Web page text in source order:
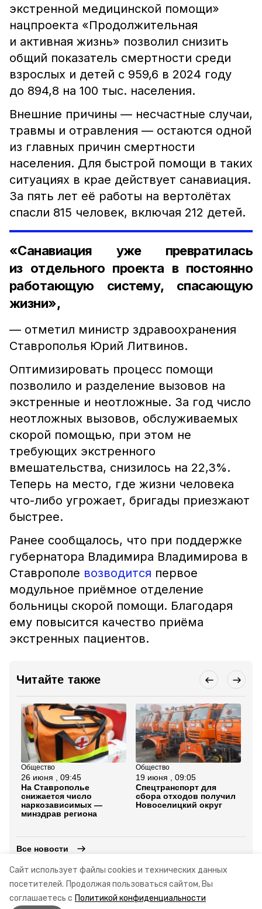
Сайт использует файлы cookies и технических данных
посетителей. Продолжая пользоваться сайтом, Вы
соглашаетесь с Политикой конфиденциальности
экстренной медицинской помощи»
нацпроекта «Продолжительная
и активная жизнь» позволил снизить
общий показатель смертности среди
взрослых и детей с 959,6 в 2024 году
до 894,8 на 100 тыс. населения.
Внешние причины — несчастные случаи,
травмы и отравления — остаются одной
из главных причин смертности
населения. Для быстрой помощи в таких
ситуациях в крае действует санавиация.
За пять лет её работы на вертолётах
спасли 815 человек, включая 212 детей.
«Санавиация уже превратилась
из отдельного проекта в постоянно
работающую систему, спасающую
жизни»,
— отметил министр здравоохранения
Ставрополья Юрий Литвинов.
Оптимизировать процесс помощи
позволило и разделение вызовов на
экстренные и неотложные. За год число
неотложных вызовов, обслуживаемых
скорой помощью, при этом не
требующих экстренного
вмешательства, снизилось на 22,3%.
Теперь на место, где жизни человека
что-либо угрожает, бригады приезжают
быстрее.
Ранее сообщалось, что при поддержке
губернатора Владимира Владимирова в
Ставрополе возводится первое
модульное приёмное отделение
больницы скорой помощи. Благодаря
ему повысится качество приёма
экстренных пациентов.
Читайте также
Общество
26 июня , 09:45
На Ставрополье
снижается число
наркозависимых —
минздрав региона
Общество
19 июня , 09:05
Спецтранспорт для
сбора отходов получил
Новоселицкий округ
Все новости
смертность минздрав ставрополья